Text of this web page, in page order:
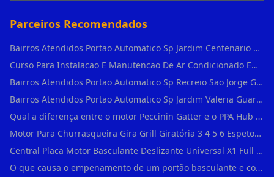
Parceiros Recomendados
Bairros Atendidos Portao Automatico Sp Jardim Centenario Guarulhos Sp Motor Para Portao Automatico Eletronico
Curso Para Instalacao E Manutencao De Ar Condicionado Em Sao Paulo
Bairros Atendidos Portao Automatico Sp Recreio Sao Jorge Guarulhos Sp Motor Para Portao Automatico Eletronico
Bairros Atendidos Portao Automatico Sp Jardim Valeria Guarulhos Sp Motor Para Portao Automatico Eletronico
Qual a diferença entre o motor Peccinin Gatter e o PPA Hub em Vila Romana?
Motor Para Churrasqueira Gira Grill Giratória 3 4 5 6 Espetos Gme Maxtorque Bivo em Cidade Dutra
Central Placa Motor Basculante Deslizante Universal X1 Full Range 433mhz em Vila Prudente
O que causa o empenamento de um portão basculante e como evitar em Campo Belo?